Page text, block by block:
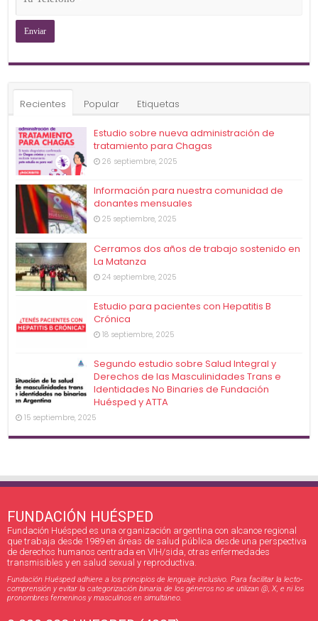
Recientes Popular Etiquetas
Estudio sobre nueva administración de
tratamiento para Chagas
26 septiembre, 2025
Información para nuestra comunidad de
donantes mensuales
25 septiembre, 2025
Cerramos dos años de trabajo sostenido en
La Matanza
24 septiembre, 2025
Estudio para pacientes con Hepatitis B
Crónica
18 septiembre, 2025
Segundo estudio sobre Salud Integral y
Derechos de las Masculinidades Trans e
Identidades No Binaries de Fundación
Huésped y ATTA
15 septiembre, 2025
FUNDACIÓN HUÉSPED
Fundación Huésped es una organización argentina con alcance regional
que trabaja desde 1989 en áreas de salud pública desde una perspectiva
de derechos humanos centrada en VIH/sida, otras enfermedades
transmisibles y en salud sexual y reproductiva.
Fundación Huésped adhiere a los principios de lenguaje inclusivo. Para facilitar la lecto-
comprensión y evitar la categorización binaria de los géneros no se utilizan @, X, e ni los
pronombres femeninos y masculinos en simultáneo.